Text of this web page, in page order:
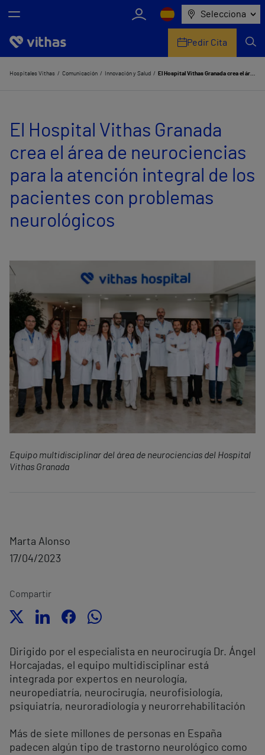
Selecciona
Nosotros
Servicios de salud
Equipo médico y asistencial
Información útil
Comunicación
Pedir Cita
Hospitales Vithas Comunicación Innovación y Salud El Hospital Vithas Granada crea el área de neurociencias para la atención integral de los pacientes con problemas neurológicos
El Hospital Vithas Granada
crea el área de neurociencias
para la atención integral de los
pacientes con problemas
neurológicos
Equipo multidisciplinar del área de neurociencias del Hospital
Vithas Granada
Marta Alonso
17/04/2023
Compartir
Dirigido por el especialista en neurocirugía Dr. Ángel
Horcajadas, el equipo multidisciplinar está
integrada por expertos en neurología,
neuropediatría, neurocirugía, neurofisiología,
psiquiatría, neuroradiología y neurorrehabilitación
Más de siete millones de personas en España
padecen algún tipo de trastorno neurológico como